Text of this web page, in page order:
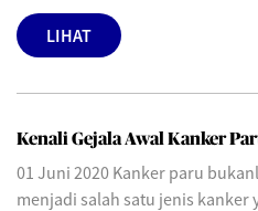
LIHAT
Kenali Gejala Awal Kanker
01 Juni 2020 Kanker paru
menjadi salah satu jenis kanker